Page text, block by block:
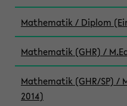
Mathematik / Diplom
Mathematik (GHR) /
Mathematik (GHR/SP) /
2014)